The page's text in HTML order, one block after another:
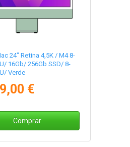
24" Retina 4,5K / M4 8-
16Gb/ 256Gb SSD/ 8-
Verde
€
Comprar